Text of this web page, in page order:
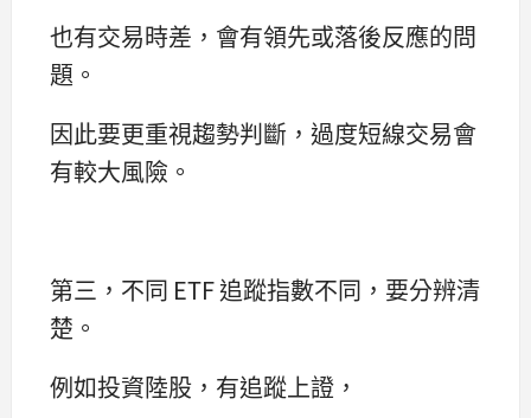
也有交易時差，會有領先或落後反應的問
題。
因此要更重視趨勢判斷，過度短線交易會
有較大風險。
第三，不同 ETF 追蹤指數不同，要分辨清
楚。
例如投資陸股，有追蹤上證，